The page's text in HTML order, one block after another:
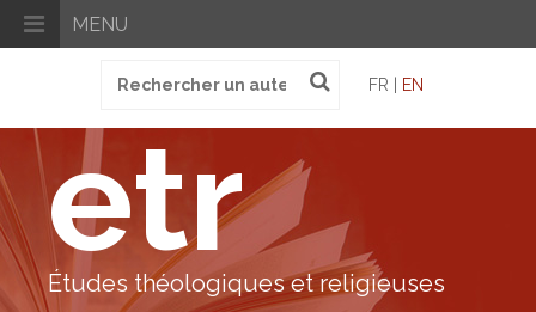
MENU
pour
FR | EN
etr
Études théologiques et religieuses